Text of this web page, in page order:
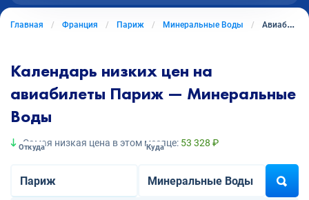
Главная Франция Париж Минеральные Воды Авиабилеты из Парижа в Минеральные Воды
Календарь низких цен на
авиабилеты Париж — Минеральные
Воды
Самая низкая цена в этом месяце: 53 328 ₽
Откуда Куда